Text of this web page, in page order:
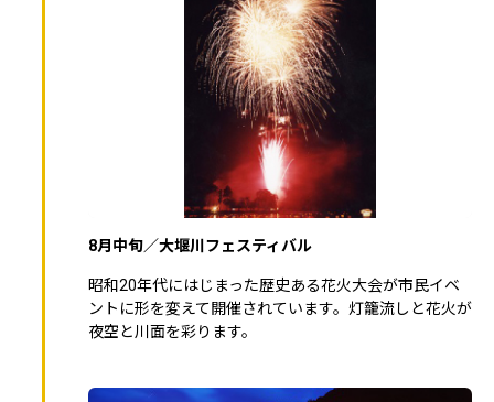
8月中旬／大堰川フェスティバル
昭和20年代にはじまった歴史ある花火大会が市民イベ
ントに形を変えて開催されています。灯籠流しと花火が
夜空と川面を彩ります。